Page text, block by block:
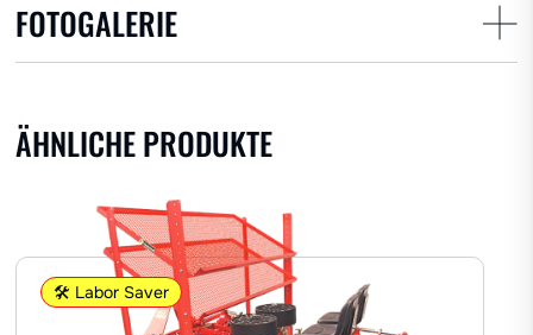
AROMATISCHE
Andere Kräuter Lavendel
Quertabletthalter
FOTOGALERIE
ÄHNLICHE PRODUKTE
🛠️ Labor Saver